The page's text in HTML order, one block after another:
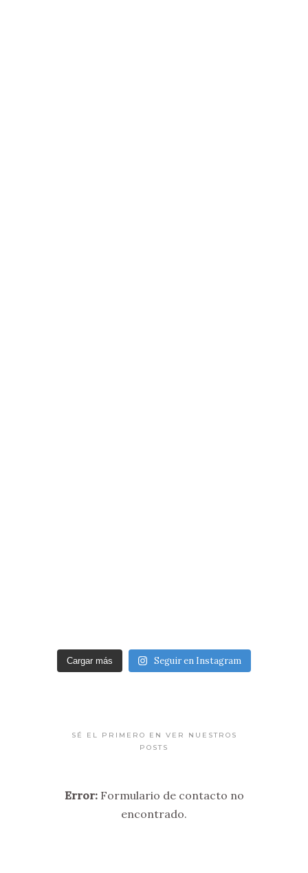
Cargar más Seguir en Instagram
SÉ EL PRIMERO EN VER NUESTROS
POSTS
Error:Formulario de contacto no
encontrado.